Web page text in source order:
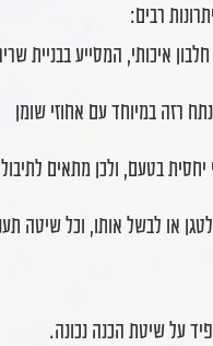
רבים:
איכותי, המסייע בבניית
רזה במיוחד עם אחוזי שומן
בטעם, ולכן מתאים
או לבשל אותו, וכל שיטה
על שיטת הכנה נכונה.